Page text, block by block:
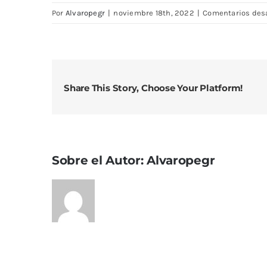
Por Alvaropegr | noviembre 18th, 2022 | Comentarios
Share This Story, Choose Your Platform!
Sobre el Autor:Alvaropegr